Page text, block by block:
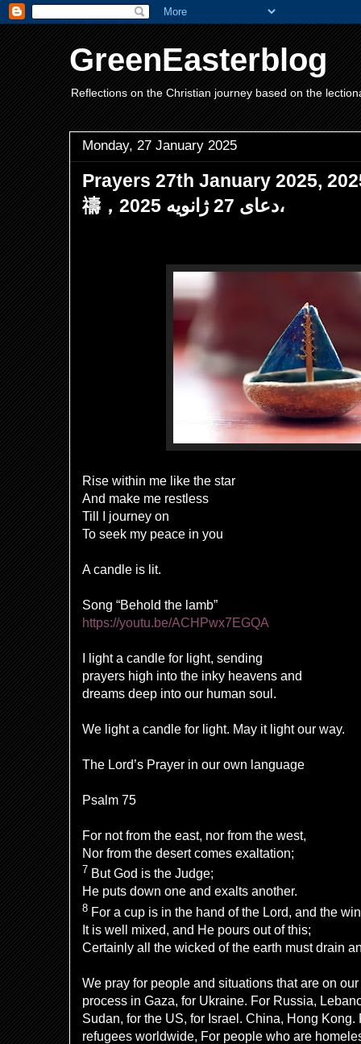
GreenEasterblog
Reflections on the Christian journey based on the
Monday, 27 January 2025
Prayers 27th January 2025,
禱，دعای 27 ژانویه 2025،
Rise within me like the star
And make me restless
Till I journey on
To seek my peace in you
A candle is lit.
Song “Behold the lamb”
https://youtu.be/ACHPwx7EGQA
I light a candle for light, sending
prayers high into the inky heavens and
dreams deep into our human soul.
We light a candle for light. May it light our way.
The Lord’s Prayer in our own language
Psalm 75
For not from the east, nor from the west,
Nor from the desert comes exaltation;
7 But God is the Judge;
He puts down one and exalts another.
8 For a cup is in the hand of the Lord, and the
It is well mixed, and He pours out of this;
Certainly all the wicked of the earth must drain
We pray for people and situations that are on
process in Gaza, for Ukraine. For Russia,
Sudan, for the US, for Israel. China, Hong
refugees worldwide, For people who are